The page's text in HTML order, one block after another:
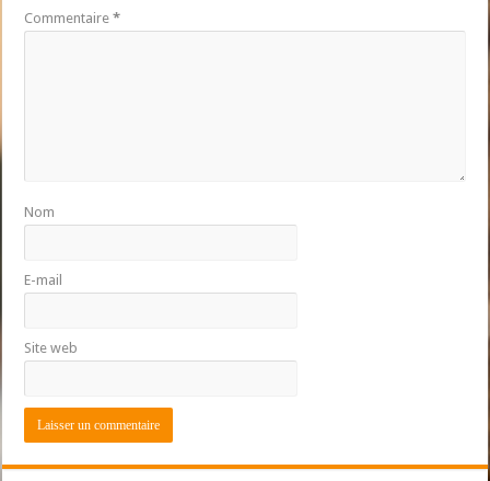
Commentaire*
Nom
E-mail
Site web